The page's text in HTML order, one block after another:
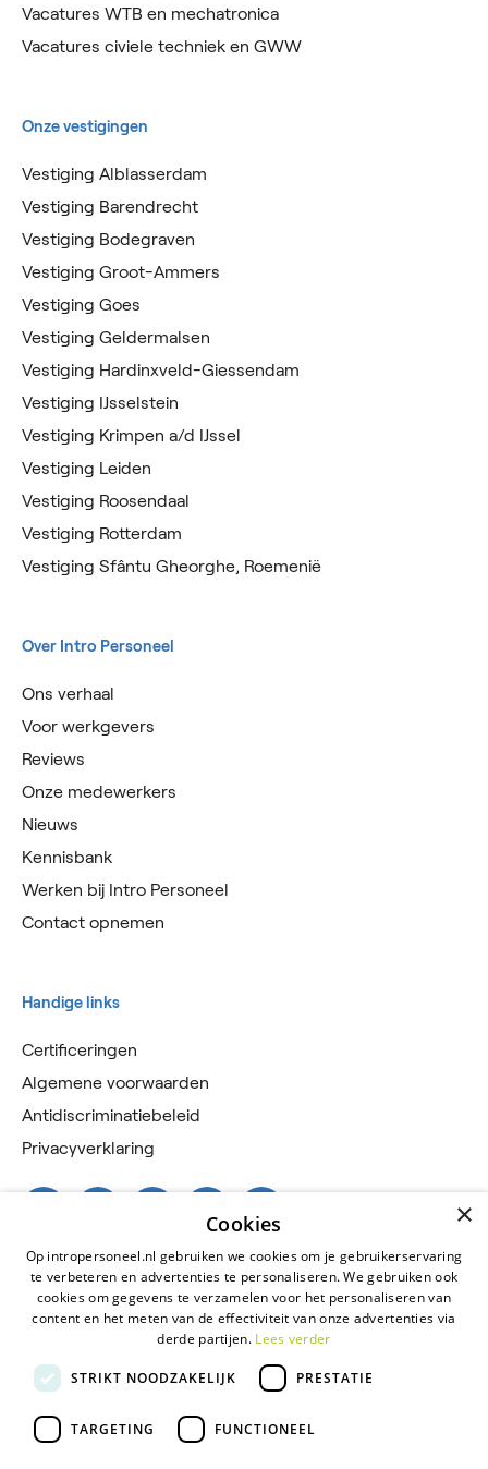
Vacatures WTB en mechatronica
Vacatures civiele techniek en GWW
Onze vestigingen
Vestiging Alblasserdam
Vestiging Barendrecht
Vestiging Bodegraven
Vestiging Groot-Ammers
Vestiging Goes
Vestiging Geldermalsen
Vestiging Hardinxveld-Giessendam
Vestiging IJsselstein
Vestiging Krimpen a/d IJssel
Vestiging Leiden
Vestiging Roosendaal
Vestiging Rotterdam
Vestiging Sfântu Gheorghe, Roemenië
Over Intro Personeel
Ons verhaal
Voor werkgevers
Reviews
Onze medewerkers
Nieuws
Kennisbank
Werken bij Intro Personeel
Contact opnemen
Handige links
Certificeringen
Algemene voorwaarden
Antidiscriminatiebeleid
Privacyverklaring
2026 © Intro Personeel
Algemene voorwaarden
×
Cookies
Op intropersoneel.nl gebruiken we cookies om je gebruikerservaring
te verbeteren en advertenties te personaliseren. We gebruiken ook
cookies om gegevens te verzamelen voor het personaliseren van
content en het meten van de effectiviteit van onze advertenties via
derde partijen. Lees verder
STRIKT NOODZAKELIJK PRESTATIE
TARGETING FUNCTIONEEL